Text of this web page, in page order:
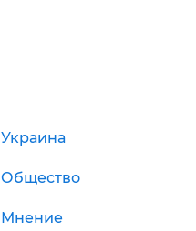
Украина
Общество
Мнение